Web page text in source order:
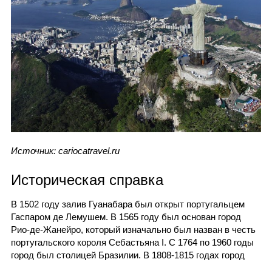
Источник: cariocatravel.ru
Историческая справка
В 1502 году залив Гуанабара был открыт португальцем
Гаспаром де Лемушем. В 1565 году был основан город
Рио-де-Жанейро, который изначально был назван в честь
португальского короля Себастьяна I. C 1764 по 1960 годы
город был столицей Бразилии. В 1808-1815 годах город